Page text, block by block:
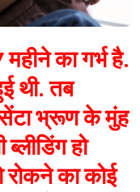
महीने का गर्भ है.
थी. तब
भ्रूण के मुंह
हो
रोकने का कोई